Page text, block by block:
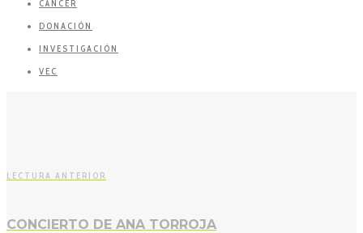
CÁNCER
DONACIÓN
INVESTIGACIÓN
VEC
LECTURA ANTERIOR
CONCIERTO DE ANA TORROJA